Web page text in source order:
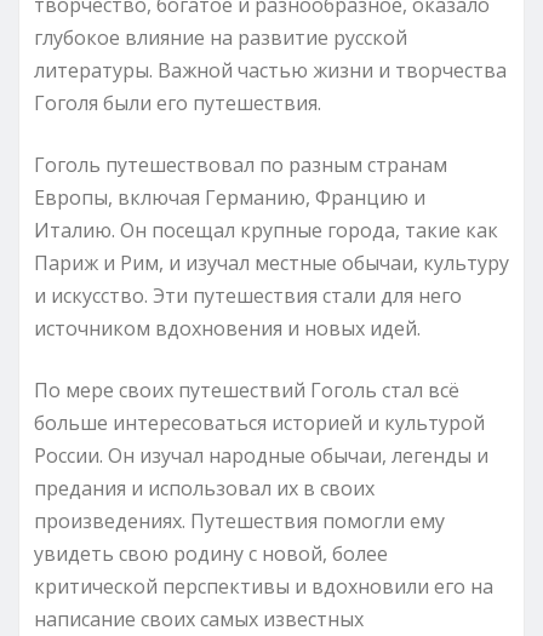
глубокое влияние на развитие русской
литературы. Важной частью жизни и творчества
Гоголя были его путешествия.
Гоголь путешествовал по разным странам
Европы, включая Германию, Францию и
Италию. Он посещал крупные города, такие как
Париж и Рим, и изучал местные обычаи, культуру
и искусство. Эти путешествия стали для него
источником вдохновения и новых идей.
По мере своих путешествий Гоголь стал всё
больше интересоваться историей и культурой
России. Он изучал народные обычаи, легенды и
предания и использовал их в своих
произведениях. Путешествия помогли ему
увидеть свою родину с новой, более
критической перспективы и вдохновили его на
написание своих самых известных